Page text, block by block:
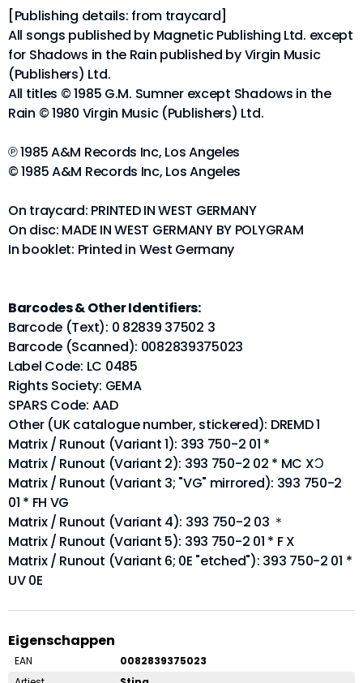
[Publishing details: from traycard]
All songs published by Magnetic Publishing Ltd. except
for Shadows in the Rain published by Virgin Music
(Publishers) Ltd.
All titles © 1985 G.M. Sumner except Shadows in the
Rain © 1980 Virgin Music (Publishers) Ltd.
℗ 1985 A&M Records Inc, Los Angeles
© 1985 A&M Records Inc, Los Angeles
On traycard: PRINTED IN WEST GERMANY
On disc: MADE IN WEST GERMANY BY POLYGRAM
In booklet: Printed in West Germany
Barcodes & Other Identifiers:
Barcode (Text): 0 82839 37502 3
Barcode (Scanned): 0082839375023
Label Code: LC 0485
Rights Society: GEMA
SPARS Code: AAD
Other (UK catalogue number, stickered): DREMD 1
Matrix / Runout (Variant 1): 393 750-2 01 *
Matrix / Runout (Variant 2): 393 750-2 02 * MC XƆ
Matrix / Runout (Variant 3; "VG" mirrored): 393 750-2
01 * FH VG
Matrix / Runout (Variant 4): 393 750-2 03 ＊
Matrix / Runout (Variant 5): 393 750-2 01 * F X
Matrix / Runout (Variant 6; 0E "etched"): 393 750-2 01 *
UV 0E
Eigenschappen
EAN
0082839375023